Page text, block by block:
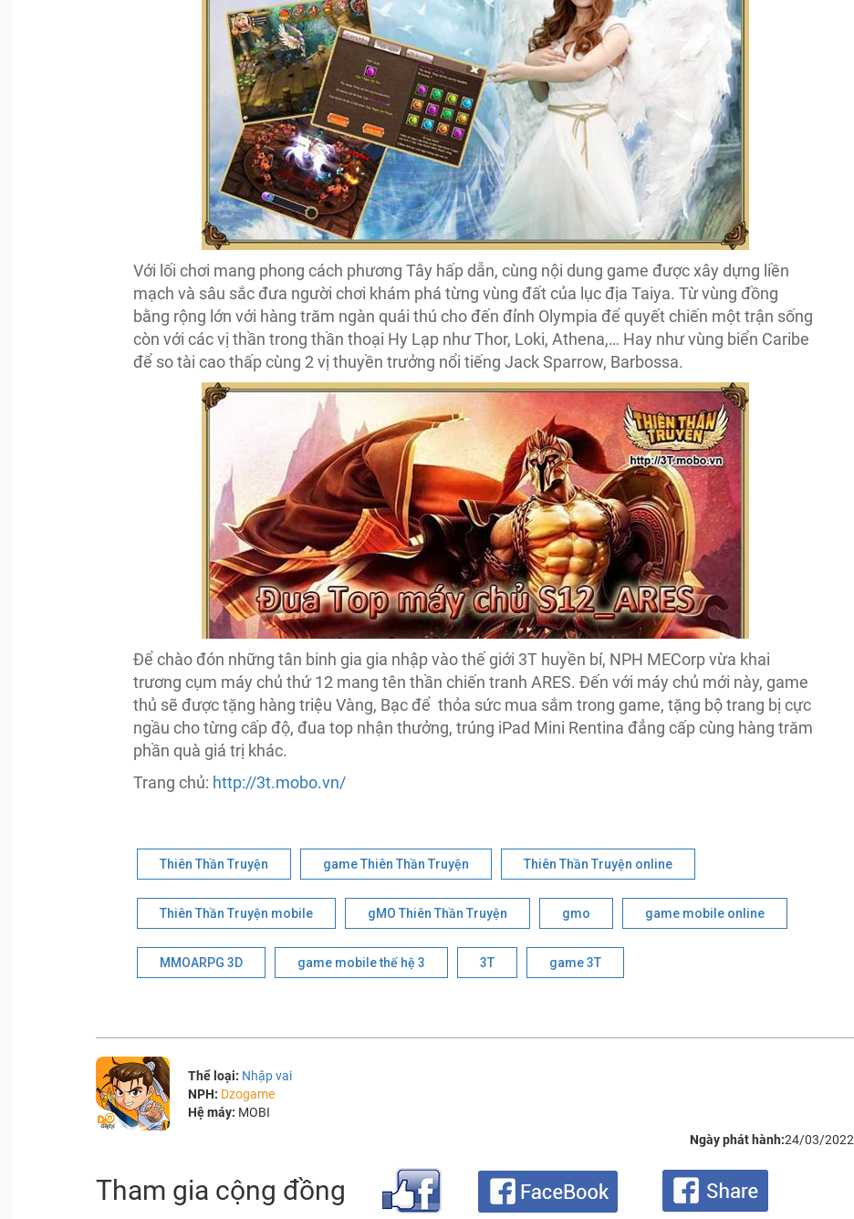
Với lối chơi mang phong cách phương Tây hấp dẫn, cùng nội dung game được xây dựng liền
mạch và sâu sắc đưa người chơi khám phá từng vùng đất của lục địa Taiya. Từ vùng đồng
bằng rộng lớn với hàng trăm ngàn quái thú cho đến đỉnh Olympia để quyết chiến một trận sống
còn với các vị thần trong thần thoại Hy Lạp như Thor, Loki, Athena,… Hay như vùng biển Caribe
để so tài cao thấp cùng 2 vị thuyền trưởng nổi tiếng Jack Sparrow, Barbossa.
Để chào đón những tân binh gia gia nhập vào thế giới 3T huyền bí, NPH MECorp vừa khai
trương cụm máy chủ thứ 12 mang tên thần chiến tranh ARES. Đến với máy chủ mới này, game
thủ sẽ được tặng hàng triệu Vàng, Bạc để thỏa sức mua sắm trong game, tặng bộ trang bị cực
ngầu cho từng cấp độ, đua top nhận thưởng, trúng iPad Mini Rentina đẳng cấp cùng hàng trăm
phần quà giá trị khác.
Trang chủ: http://3t.mobo.vn/
Thiên Thần Truyện game Thiên Thần Truyện Thiên Thần Truyện online
Thiên Thần Truyện mobile gMO Thiên Thần Truyện gmo game mobile online
MMOARPG 3D game mobile thế hệ 3 3T game 3T
Thể loại: Nhập vai
NPH: Dzogame
Hệ máy: MOBI
Ngày phát hành:24/03/2022
Tham gia cộng đồng